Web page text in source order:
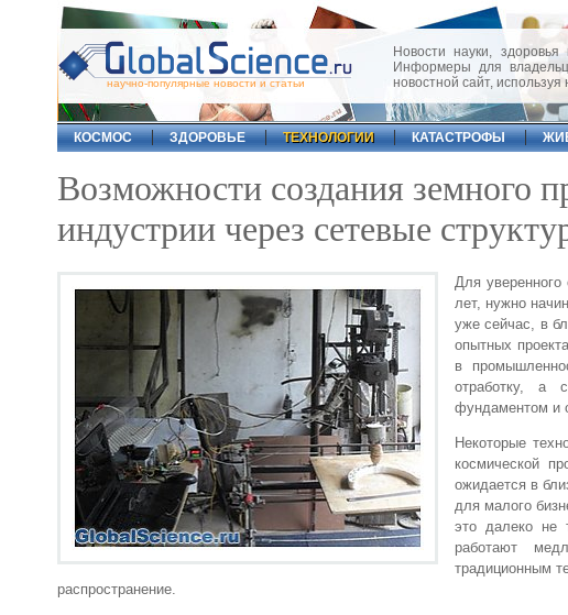
научно-популярные новости и статьи
Новости науки,
Информеры для
новостной сайт,
КОСМОС
ЗДОРОВЬЕ ТЕХНОЛОГИИ КАТАСТРОФЫ
Возможности создания земного
индустрии через сетевые
Для уверенного
лет, нужно
уже сейчас, в
опытных
в
отработку, а
фундаментом и
Некоторые
космической
ожидается в
для малого
это далеко не
работают
традиционным
распространение.